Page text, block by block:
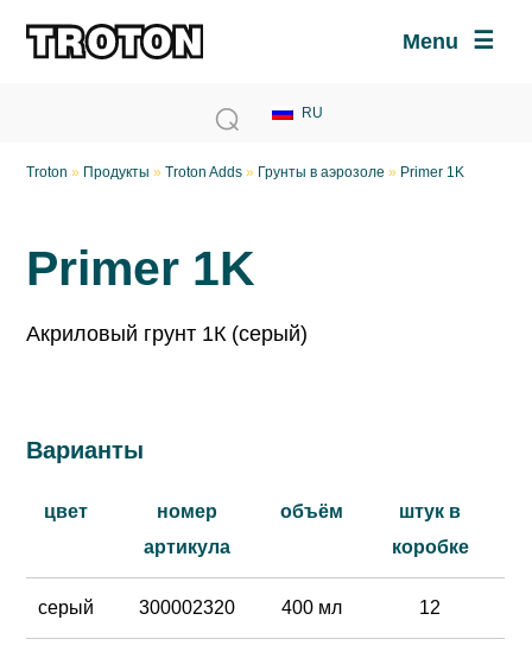
Menu
Troton » Продукты »Troton Adds » Грунты в аэрозоле » Primer 1K
Primer 1K
Акриловый грунт 1К (серый)
Варианты
цвет
номер
артикула
объём
штук в
коробке
серый 300002320 400 мл 12